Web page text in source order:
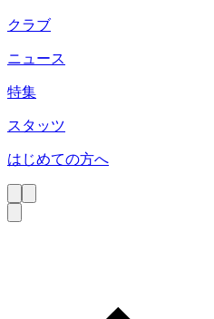
クラブ
ニュース
特集
スタッツ
はじめての方へ